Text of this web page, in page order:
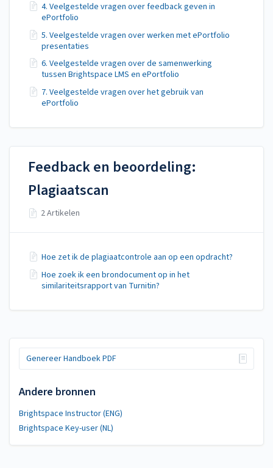
Genereer Handboek PDF
Andere bronnen
Brightspace Instructor (ENG)
Brightspace Key-user (NL)
4. Veelgestelde vragen over feedback geven in
ePortfolio
5. Veelgestelde vragen over werken met ePortfolio
presentaties
6. Veelgestelde vragen over de samenwerking
tussen Brightspace LMS en ePortfolio
7. Veelgestelde vragen over het gebruik van
ePortfolio
Feedback en beoordeling:
Plagiaatscan
2 Artikelen
Hoe zet ik de plagiaatcontrole aan op een opdracht?
Hoe zoek ik een brondocument op in het
similariteitsrapport van Turnitin?